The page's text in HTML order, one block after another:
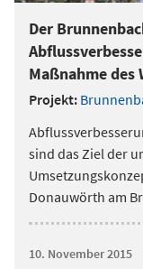
Der
Maßnahme des
Projekt:
sind das Ziel der
Donauwörth am
10. November 2015